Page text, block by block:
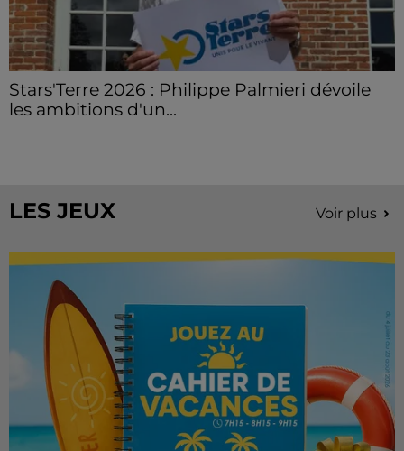
Stars'Terre 2026 : Philippe Palmieri dévoile
les ambitions d'un...
LES JEUX Voir plus